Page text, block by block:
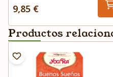
9,85 €
Productos